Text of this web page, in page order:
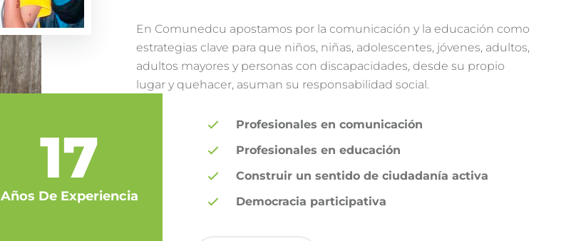
17
Años De Experiencia
En Comunedcu apostamos por la comunicación y la educación como
estrategias clave para que niños, niñas, adolescentes, jóvenes, adultos,
adultos mayores y personas con discapacidades, desde su propio
lugar y quehacer, asuman su responsabilidad social.
Profesionales en comunicación
Profesionales en educación
Construir un sentido de ciudadanía activa
Democracia participativa